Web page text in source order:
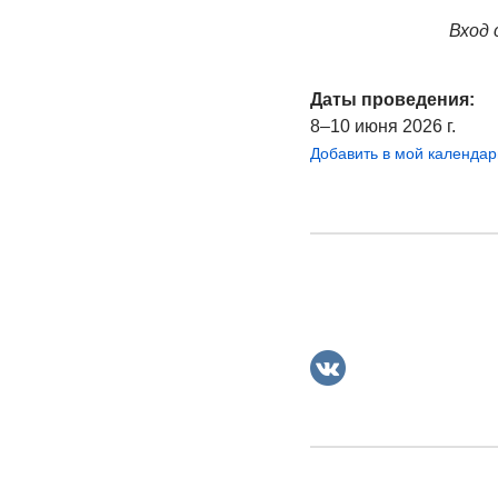
Вход
Даты проведения:
8–10 июня 2026 г.
Добавить в мой